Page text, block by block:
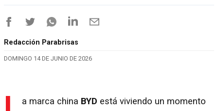
Redacción Parabrisas
DOMINGO 14 DE JUNIO DE 2026
a marca china BYD está viviendo un momento